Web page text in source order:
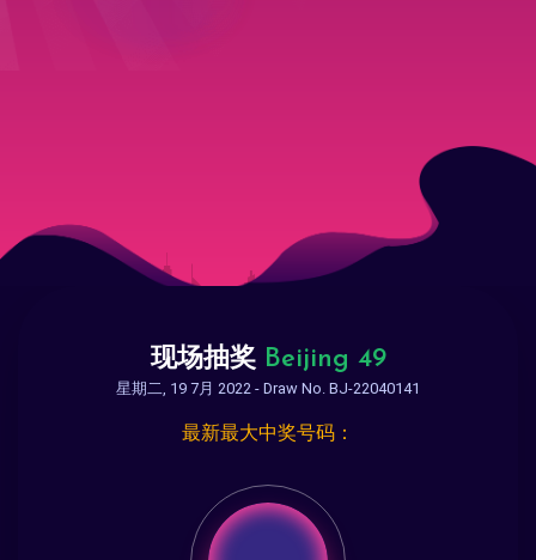
现场抽奖 Beijing 49
星期二, 19 7月 2022 - Draw No. BJ-22040141
最新最大中奖号码：